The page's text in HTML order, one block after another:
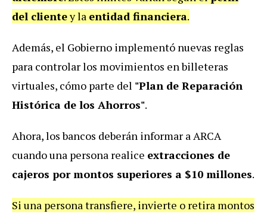
del clientey la entidad financiera.
Además, el Gobierno implementó nuevas reglas
para controlar los movimientos en billeteras
virtuales, cómo parte del "Plan de Reparación
Histórica de los Ahorros".
Ahora, los bancos deberán informar a ARCA
cuando una persona realice extracciones de
cajeros por montos superiores a $10 millones.
Si una persona transfiere, invierte o retira montos